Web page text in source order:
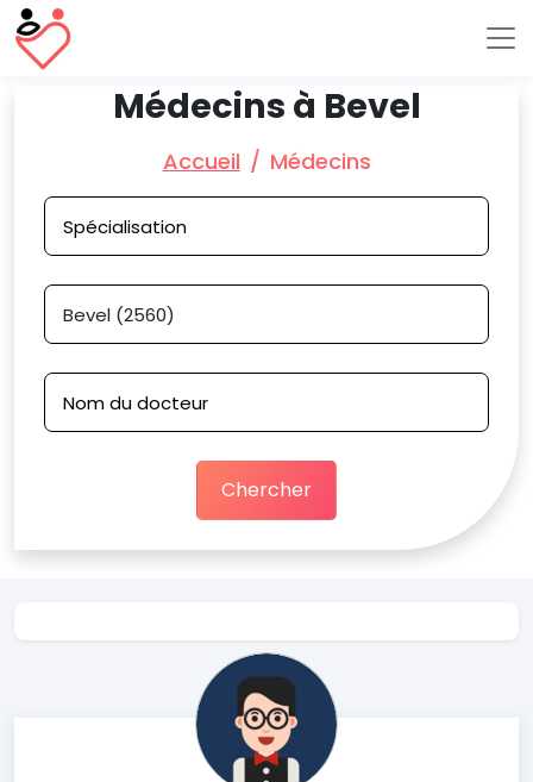
Médecins à Bevel
Accueil Médecins
Chercher